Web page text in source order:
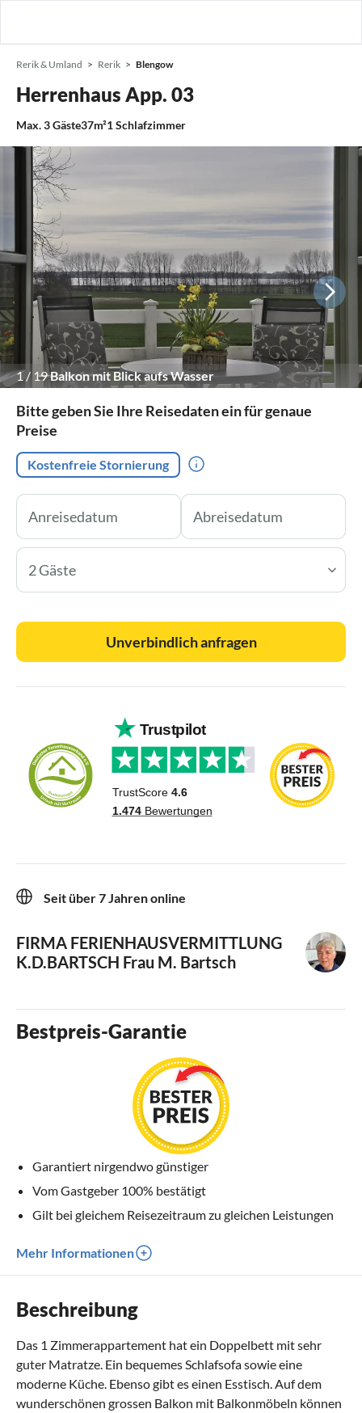
Rerik & Umland Rerik Blengow
Herrenhaus App. 03
Max.3Gäste37m²1Schlafzimmer
1/ 19Balkon mit Blick aufs Wasser
Bitte geben Sie Ihre Reisedaten ein für genaue
Preise
Kostenfreie Stornierung
2 Gäste
Unverbindlich anfragen
Seit über 7 Jahren online
FIRMA FERIENHAUSVERMITTLUNG
K.D.BARTSCH Frau M. Bartsch
Bestpreis-Garantie
Garantiert nirgendwo günstiger
Vom Gastgeber 100% bestätigt
Gilt bei gleichem Reisezeitraum zu gleichen Leistungen
Mehr Informationen
Beschreibung
Das 1 Zimmerappartement hat ein Doppelbett mit sehr
guter Matratze. Ein bequemes Schlafsofa sowie eine
moderne Küche. Ebenso gibt es einen Esstisch. Auf dem
wunderschönen grossen Balkon mit Balkonmöbeln können